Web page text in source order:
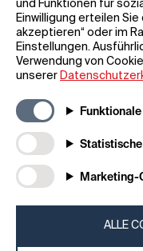
und Funktionen für
Einwilligung erteilen
akzeptieren“ oder im
Einstellungen.
Verwendung von
unserer
Marketing-
ALLE
Allgemeine
FAQ
Allgemeine
Gewinnspiele
Impressum
Cookie-Richtlinien